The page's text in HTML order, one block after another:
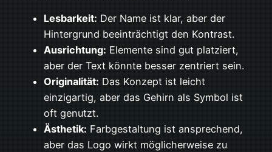
Lesbarkeit: Der Name ist klar, aber der
Hintergrund beeinträchtigt den Kontrast.
Ausrichtung: Elemente sind gut platziert,
aber der Text könnte besser zentriert sein.
Originalität: Das Konzept ist leicht
einzigartig, aber das Gehirn als Symbol ist
oft genutzt.
Ästhetik: Farbgestaltung ist ansprechend,
aber das Logo wirkt möglicherweise zu